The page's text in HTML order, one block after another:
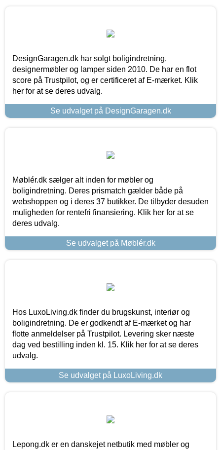
DesignGaragen.dk har solgt boligindretning,
designermøbler og lamper siden 2010. De har en flot
score på Trustpilot, og er certificeret af E-mærket. Klik
her for at se deres udvalg.
Se udvalget på DesignGaragen.dk
Møblér.dk sælger alt inden for møbler og
boligindretning. Deres prismatch gælder både på
webshoppen og i deres 37 butikker. De tilbyder desuden
muligheden for rentefri finansiering. Klik her for at se
deres udvalg.
Se udvalget på Møblér.dk
Hos LuxoLiving.dk finder du brugskunst, interiør og
boligindretning. De er godkendt af E-mærket og har
flotte anmeldelser på Trustpilot. Levering sker næste
dag ved bestilling inden kl. 15. Klik her for at se deres
udvalg.
Se udvalget på LuxoLiving.dk
Lepong.dk er en danskejet netbutik med møbler og